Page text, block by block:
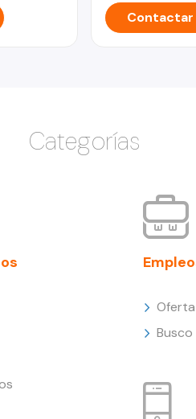
Contactar
Categorías
Busco